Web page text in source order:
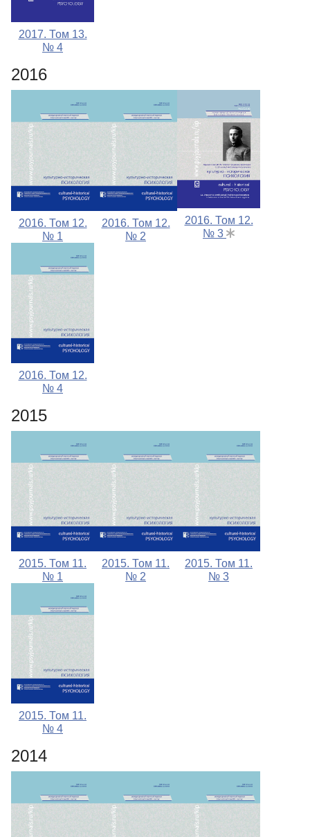
2017. Том 13.
№ 4
2016
2016. Том 12.
№ 1
2016. Том 12.
№ 2
2016. Том 12.
№ 3
2016. Том 12.
№ 4
2015
2015. Том 11.
№ 1
2015. Том 11.
№ 2
2015. Том 11.
№ 3
2015. Том 11.
№ 4
2014